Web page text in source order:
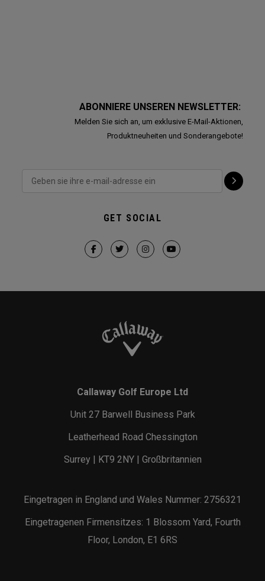
ABONNIERE UNSEREN NEWSLETTER:
Melden Sie sich an, um exklusive E-Mail-Aktionen,
Produktneuheiten und Sonderangebote!
GET SOCIAL
Callaway Golf Europe Ltd
Unit 27 Barwell Business Park
Leatherhead Road Chessington
Surrey | KT9 2NY | Großbritannien
Eingetragen in England und Wales Nummer: 2756321
Eingetragenen Firmensitzes: 1 Blossom Yard, Fourth
Floor, London, E1 6RS